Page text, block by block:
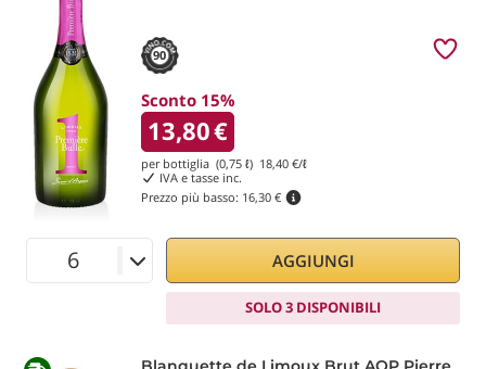
90
Sconto 15%
13,80€
per bottiglia (0,75 ℓ) 18,40 €/ℓ
IVA e tasse inc.
Prezzo più basso: 16,30 €
AGGIUNGI
SOLO 3 DISPONIBILI